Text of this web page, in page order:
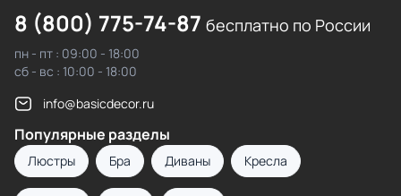
8 (800) 775-74-87 бесплатно по России
пн - пт : 09:00 - 18:00
сб - вс : 10:00 - 18:00
info@basicdecor.ru
Популярные разделы
Люстры Бра Диваны Кресла